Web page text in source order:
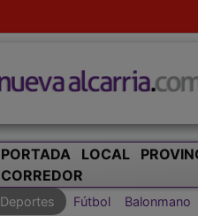
PORTADA LOCAL
CORREDOR
Deportes Fútbol Balonmano